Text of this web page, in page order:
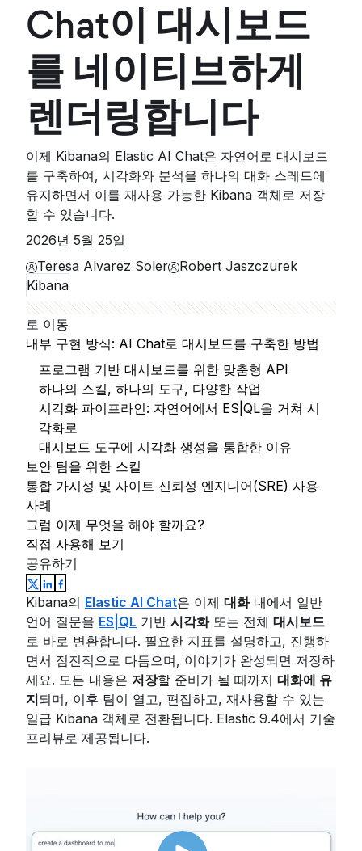
Chat이 대시보드
를 네이티브하게
렌더링합니다
이제 Kibana의 Elastic AI Chat은 자연어로 대시보드
를 구축하여, 시각화와 분석을 하나의 대화 스레드에
유지하면서 이를 재사용 가능한 Kibana 객체로 저장
할 수 있습니다.
2026년 5월 25일
Teresa Alvarez Soler
Robert Jaszczurek
Kibana
로 이동
내부 구현 방식: AI Chat로 대시보드를 구축한 방법
프로그램 기반 대시보드를 위한 맞춤형 API
하나의 스킬, 하나의 도구, 다양한 작업
시각화 파이프라인: 자연어에서 ES|QL을 거쳐 시
각화로
대시보드 도구에 시각화 생성을 통합한 이유
보안 팀을 위한 스킬
통합 가시성 및 사이트 신뢰성 엔지니어(SRE) 사용
사례
그럼 이제 무엇을 해야 할까요?
직접 사용해 보기
공유하기
Kibana의 Elastic AI Chat은 이제 대화내에서 일반
언어 질문을 ES|QL 기반 시각화또는 전체 대시보드
로 바로 변환합니다. 필요한 지표를 설명하고, 진행하
면서 점진적으로 다듬으며, 이야기가 완성되면 저장하
세요. 모든 내용은 저장할 준비가 될 때까지 대화에 유
지되며, 이후 팀이 열고, 편집하고, 재사용할 수 있는
일급 Kibana 객체로 전환됩니다. Elastic 9.4에서 기술
프리뷰로 제공됩니다.